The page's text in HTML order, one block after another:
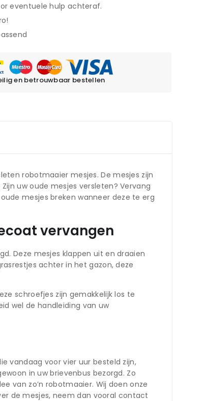
eventuele hulp achteraf.
en betrouwbaar bestellen
robotmaaier mesjes. De mesjes zijn
uw oude mesjes versleten? Vervang
mesjes breken wanneer deze te erg
vervangen
Deze mesjes klappen uit en draaien
achter in het gazon, deze
schroefjes zijn gemakkelijk los te
wel de handleiding van uw
vandaag voor vier uur besteld zijn,
in uw brievenbus bezorgd. Zo
van zo’n robotmaaier. Wij doen onze
de mesjes, neem dan vooral contact